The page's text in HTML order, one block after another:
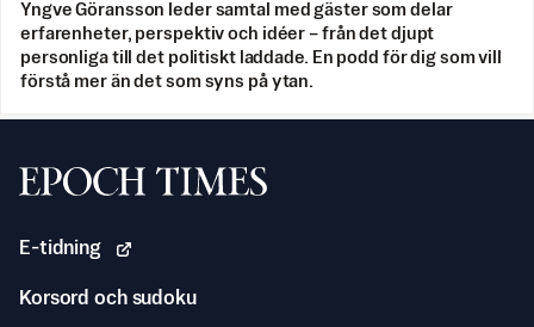
Yngve Göransson leder samtal med gäster som delar
erfarenheter, perspektiv och idéer – från det djupt
personliga till det politiskt laddade. En podd för dig som vill
förstå mer än det som syns på ytan.
Svenska Epoch Times
E-tidning
Korsord och sudoku